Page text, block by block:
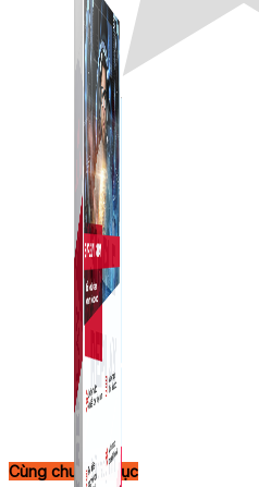
Cùng chuyên mục